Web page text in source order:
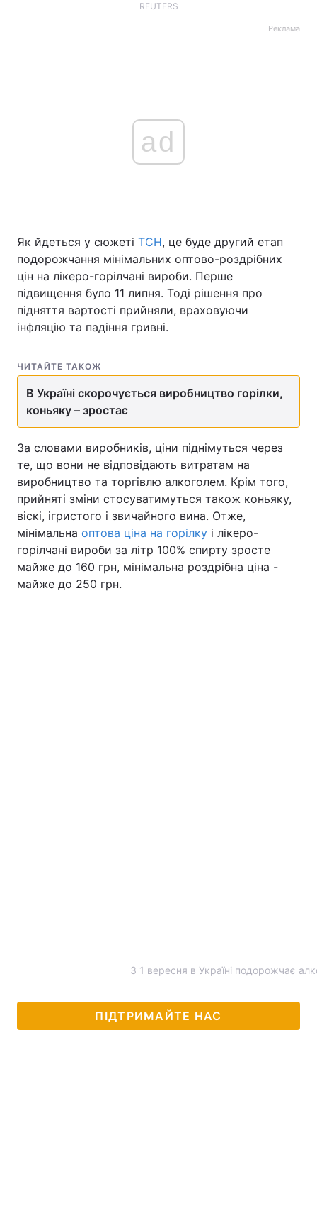
REUTERS
Реклама
ad
Як йдеться у сюжеті ТСН, це буде другий етап
подорожчання мінімальних оптово-роздрібних
цін на лікеро-горілчані вироби. Перше
підвищення було 11 липня. Тоді рішення про
підняття вартості прийняли, враховуючи
інфляцію та падіння гривні.
ЧИТАЙТЕ ТАКОЖ
В Україні скорочується виробництво горілки,
коньяку – зростає
За словами виробників, ціни піднімуться через
те, що вони не відповідають витратам на
виробництво та торгівлю алкоголем. Крім того,
прийняті зміни стосуватимуться також коньяку,
віскі, ігристого і звичайного вина. Отже,
мінімальна оптова ціна на горілку і лікеро-
горілчані вироби за літр 100% спирту зросте
майже до 160 грн, мінімальна роздрібна ціна -
майже до 250 грн.
З 1 вересня в Україні подорожчає
ПІДТРИМАЙТЕ НАС